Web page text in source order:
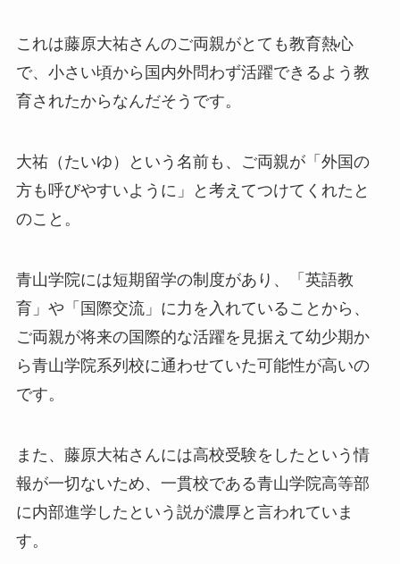
これは藤原大祐さんのご両親がとても教育熱心
で、小さい頃から国内外問わず活躍できるよう教
育されたからなんだそうです。
大祐（たいゆ）という名前も、ご両親が「外国の
方も呼びやすいように」と考えてつけてくれたと
のこと。
青山学院には短期留学の制度があり、「英語教
育」や「国際交流」に力を入れていることから、
ご両親が将来の国際的な活躍を見据えて幼少期か
ら青山学院系列校に通わせていた可能性が高いの
です。
また、藤原大祐さんには高校受験をしたという情
報が一切ないため、一貫校である青山学院高等部
に内部進学したという説が濃厚と言われていま
す。